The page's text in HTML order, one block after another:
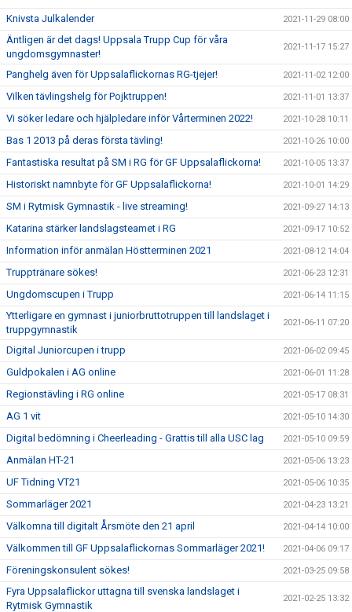
Knivsta Julkalender 2021-11-29 08:00
Äntligen är det dags! Uppsala Trupp Cup för våra
ungdomsgymnaster!
2021-11-17 15:27
Panghelg även för Uppsalaflickornas RG-tjejer! 2021-11-02 12:00
Vilken tävlingshelg för Pojktruppen! 2021-11-01 13:37
Vi söker ledare och hjälpledare inför Vårterminen 2022! 2021-10-28 10:11
Bas 1 2013 på deras första tävling! 2021-10-26 10:00
Fantastiska resultat på SM i RG för GF Uppsalaflickorna! 2021-10-05 13:37
Historiskt namnbyte för GF Uppsalaflickorna! 2021-10-01 14:29
SM i Rytmisk Gymnastik - live streaming! 2021-09-27 14:13
Katarina stärker landslagsteamet i RG 2021-09-17 10:52
Information inför anmälan Höstterminen 2021 2021-08-12 14:04
Trupptränare sökes! 2021-06-23 12:31
Ungdomscupen i Trupp 2021-06-14 11:15
Ytterligare en gymnast i juniorbruttotruppen till landslaget i
truppgymnastik
2021-06-11 07:20
Digital Juniorcupen i trupp 2021-06-02 09:45
Guldpokalen i AG online 2021-06-01 11:28
Regionstävling i RG online 2021-05-17 08:31
AG 1 vit 2021-05-10 14:30
Digital bedömning i Cheerleading - Grattis till alla USC lag 2021-05-10 09:59
Anmälan HT-21 2021-05-06 13:23
UF Tidning VT21 2021-05-06 10:35
Sommarläger 2021 2021-04-23 13:21
Välkomna till digitalt Årsmöte den 21 april 2021-04-14 10:00
Välkommen till GF Uppsalaflickornas Sommarläger 2021! 2021-04-06 09:17
Föreningskonsulent sökes! 2021-03-25 09:58
Fyra Uppsalaflickor uttagna till svenska landslaget i
Rytmisk Gymnastik
2021-02-25 13:32